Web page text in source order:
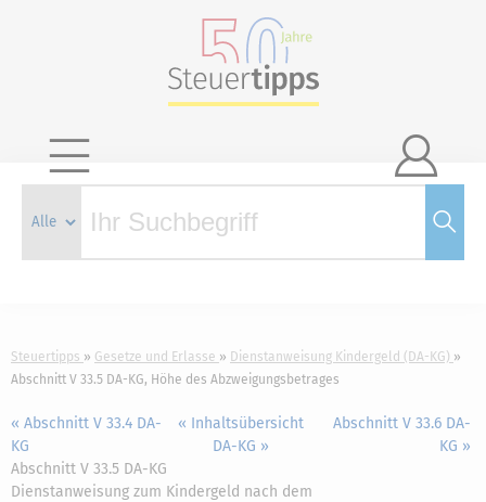

Steuertipps Gesetze und Erlasse
Dienstanweisung Kindergeld (DA-KG)
Abschnitt V 33.5 DA-KG, Höhe des Abzweigungsbetrages
« Abschnitt V 33.4 DA-
KG
« Inhaltsübersicht
DA-KG »
Abschnitt V 33.6 DA-
KG »
Abschnitt V 33.5 DA-KG
Dienstanweisung zum Kindergeld nach dem